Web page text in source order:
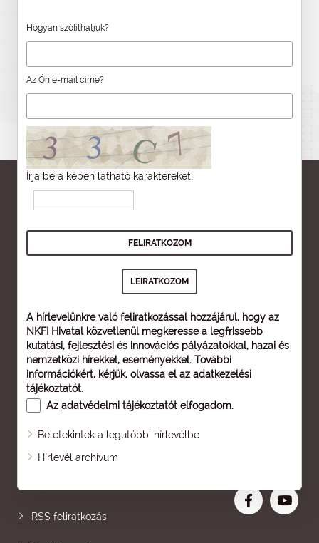
Hogyan szólíthatjuk?
Az Ön e-mail címe?
Írja be a képen látható karaktereket:
A hírlevelünkre való feliratkozással hozzájárul, hogy az
NKFI Hivatal közvetlenül megkeresse a legfrissebb
kutatási, fejlesztési és innovációs pályázatokkal, hazai és
nemzetközi hírekkel, eseményekkel. További
információkért, kérjük, olvassa el az adatkezelési
tájékoztatót.
Az adatvédelmi tájékoztatót elfogadom.
Beletekintek a legutóbbi hírlevélbe
Hírlevél archívum
Oldaltérkép
RSS feliratkozás